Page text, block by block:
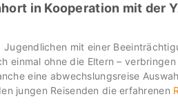
in Kooperation mit der
Jugendlichen mit einer
einmal ohne die Eltern –
eine abwechslungsreise
jungen Reisenden die erfahrenen